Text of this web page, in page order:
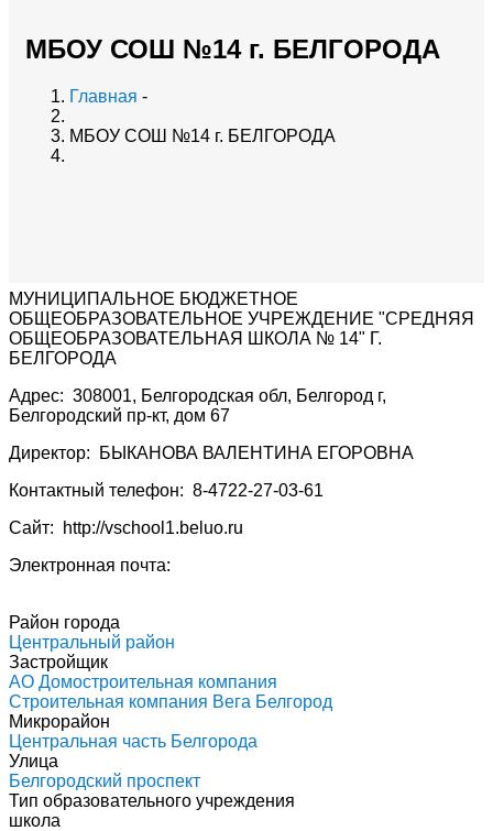
МБОУ СОШ №14 г. БЕЛГОРОДА
Главная -
МБОУ СОШ №14 г. БЕЛГОРОДА
МУНИЦИПАЛЬНОЕ БЮДЖЕТНОЕ
ОБЩЕОБРАЗОВАТЕЛЬНОЕ УЧРЕЖДЕНИЕ "СРЕДНЯЯ
ОБЩЕОБРАЗОВАТЕЛЬНАЯ ШКОЛА № 14" Г.
БЕЛГОРОДА
Адрес: 308001, Белгородская обл, Белгород г,
Белгородский пр-кт, дом 67
Директор: БЫКАНОВА ВАЛЕНТИНА ЕГОРОВНА
Контактный телефон: 8-4722-27-03-61
Сайт: http://vschool1.beluo.ru
Электронная почта:
Район города
Центральный район
Застройщик
АО Домостроительная компания
Строительная компания Вега Белгород
Микрорайон
Центральная часть Белгорода
Улица
Белгородский проспект
Тип образовательного учреждения
школа